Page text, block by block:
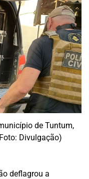
de Tuntum,
Divulgação)
deflagrou a